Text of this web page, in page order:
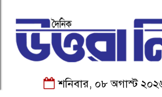
শনিবার, ০৮ অগাস্ট